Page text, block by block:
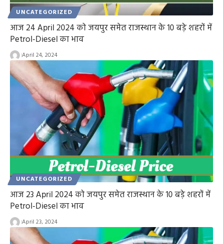
UNCATEGORIZED
आज 24 April 2024 को जयपुर समेत राजस्थान के 10 बड़े शहरों में
Petrol-Diesel का भाव
April 24, 2024
UNCATEGORIZED
आज 23 April 2024 को जयपुर समेत राजस्थान के 10 बड़े शहरों में
Petrol-Diesel का भाव
April 23, 2024